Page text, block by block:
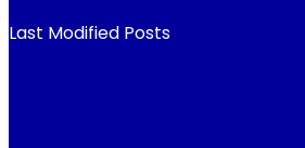
Last Modified Posts